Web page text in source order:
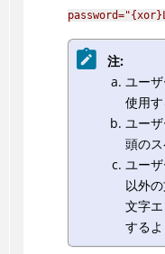
注:
ユー
使用す
ユー
頭の
ユー
以外
文字
するよ